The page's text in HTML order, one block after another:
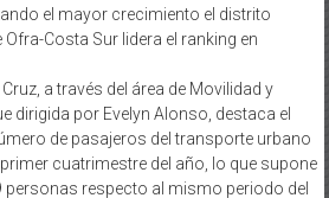
el mayor crecimiento el distrito
Costa Sur lidera el ranking en
a través del área de Movilidad y
dirigida por Evelyn Alonso, destaca el
de pasajeros del transporte urbano
cuatrimestre del año, lo que supone
personas respecto al mismo periodo del